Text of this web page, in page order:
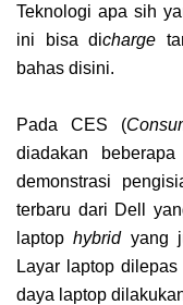
Teknologi apa sih
ini bisa dicharge
bahas disini.
Pada CES (
diadakan
demonstrasi
terbaru dari Dell
laptophybrid yang
Layar laptop
daya laptop